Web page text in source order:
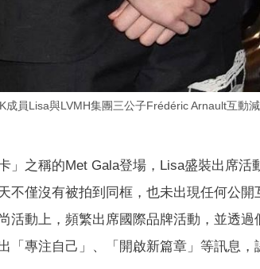
成員Lisa與LVMH集團三公子Frédéric Arnault互動
」之稱的Met Gala登場，Lisa盛裝出席
不僅沒有被拍到同框，也未出現任何公
活動上，頻繁出席國際品牌活動，並透過
「專注自己」、「開啟新篇章」等訊息，